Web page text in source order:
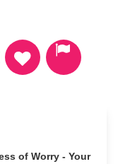
of Worry - Your